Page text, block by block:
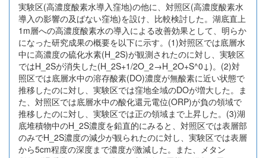
実験区(高濃度酸素水導入窪地)の他に、対照区(高濃度酸素水
導入の影響の及ばない窪地)を設け、比較検討した。湖底直上
1m層への高濃度酸素水の導入による改善効果として、明らか
になった研究成果の概要を以下に示す。(1)対照区では底層水
中に高濃度の硫化水素(H_2S)が観測されたのに対し、実験区
ではH_2Sが消失した(H_2S+1/2O_2→H_2O+S^0↓)。(2)対
照区では底層水中の溶存酸素(DO)濃度が無酸素に近い状態で
推移したのに対し、実験区では窪地全域のDOが増大した。ま
た、対照区では底層水中の酸化還元電位(ORP)が負の領域で
推移したのに対し、実験区では正の領域まで上昇した。(3)湖
底堆積物中のH_2S濃度を鉛直的にみると、対照区では表層部
のみでH_2S濃度の減少が観られたのに対し、実験区では表層
から5cm程度の深度まで濃度が激減した。また、メタン